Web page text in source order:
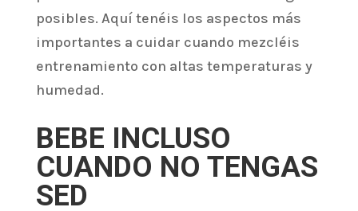
posibles. Aquí tenéis los aspectos más
importantes a cuidar cuando mezcléis
entrenamiento con altas temperaturas y
humedad.
BEBE INCLUSO
CUANDO NO TENGAS
SED